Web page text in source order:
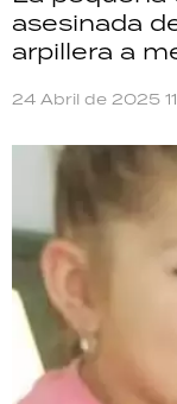
asesinada
arpillera a
24 Abril de 2025
RECETAS
PALABRAS
HORÓSCOPO
Seguinos